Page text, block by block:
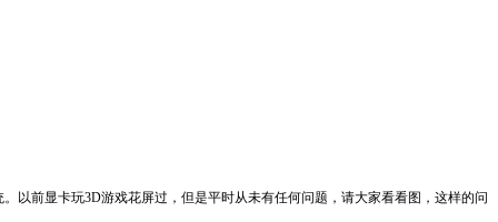
以前显卡玩3D游戏花屏过，但是平时从未有任何问题，请大家看看图，这样的问